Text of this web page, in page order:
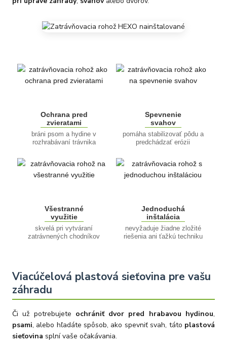
Ochrana pred
zvieratami
bráni psom a hydine v
rozhrabávaní trávnika
Spevnenie
svahov
pomáha stabilizovať pôdu a
predchádzať erózii
Všestranné
využitie
skvelá pri vytváraní
zatrávnených chodníkov
Jednoduchá
inštalácia
nevyžaduje žiadne zložité
riešenia ani ťažkú techniku
Viacúčelová plastová sieťovina pre vašu
záhradu
Či už potrebujete ochrániť dvor pred hrabavou hydinou,
psami, alebo hľadáte spôsob, ako spevniť svah, táto plastová
sieťovina splní vaše očakávania.